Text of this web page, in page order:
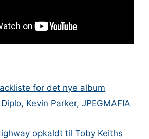
for det nye album
Diplo, Kevin Parker, JPEGMAFIA
opkaldt til Toby Keiths